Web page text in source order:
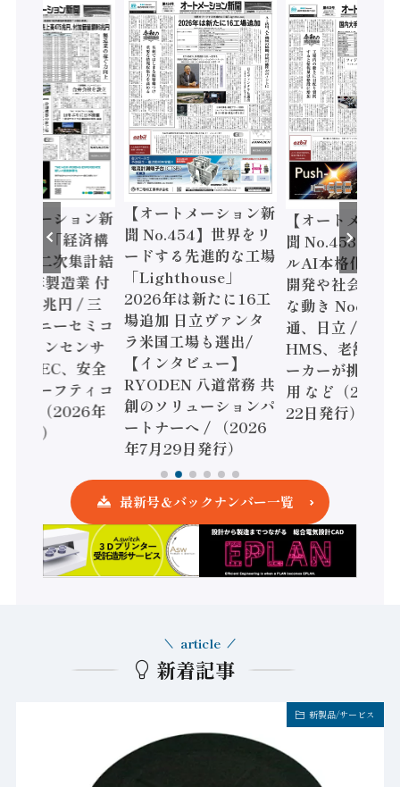
トメーション新
】「経済構
調査二次集計結
年製造業 付
額86兆円 / 三
とソニーセミコ
ジョンセンサ
/ IDEC、安全
すセーフティコ
ーラ（2026年
発行）
【オートメーション新
聞 No.454】世界をリ
ードする先進的な工場
「Lighthouse」
2026年は新たに16工
場追加 日立ヴァンタ
ラ米国工場も選出/
【インタビュー】
RYODEN 八道常務 共
創のソリューションパ
ートナーへ / （2026
年7月29日発行）
【オートメーシ
聞 No.453】フ
ルAI本格化へ
開発や社会実装
な動き Noetra
通、日立 / 兵神
HMS、老舗ポ
ーカーが挑むデ
用 など（2026
22日発行）
最新号＆バックナンバー一覧
新着記事
article
新製品/サービス